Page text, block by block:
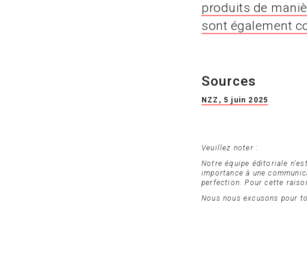
produits de
sont également
Sources
NZZ, 5 juin 2025
Veuillez noter :
Notre équipe éditoriale
importance à une
perfection. Pour cette
Nous nous excusons pour